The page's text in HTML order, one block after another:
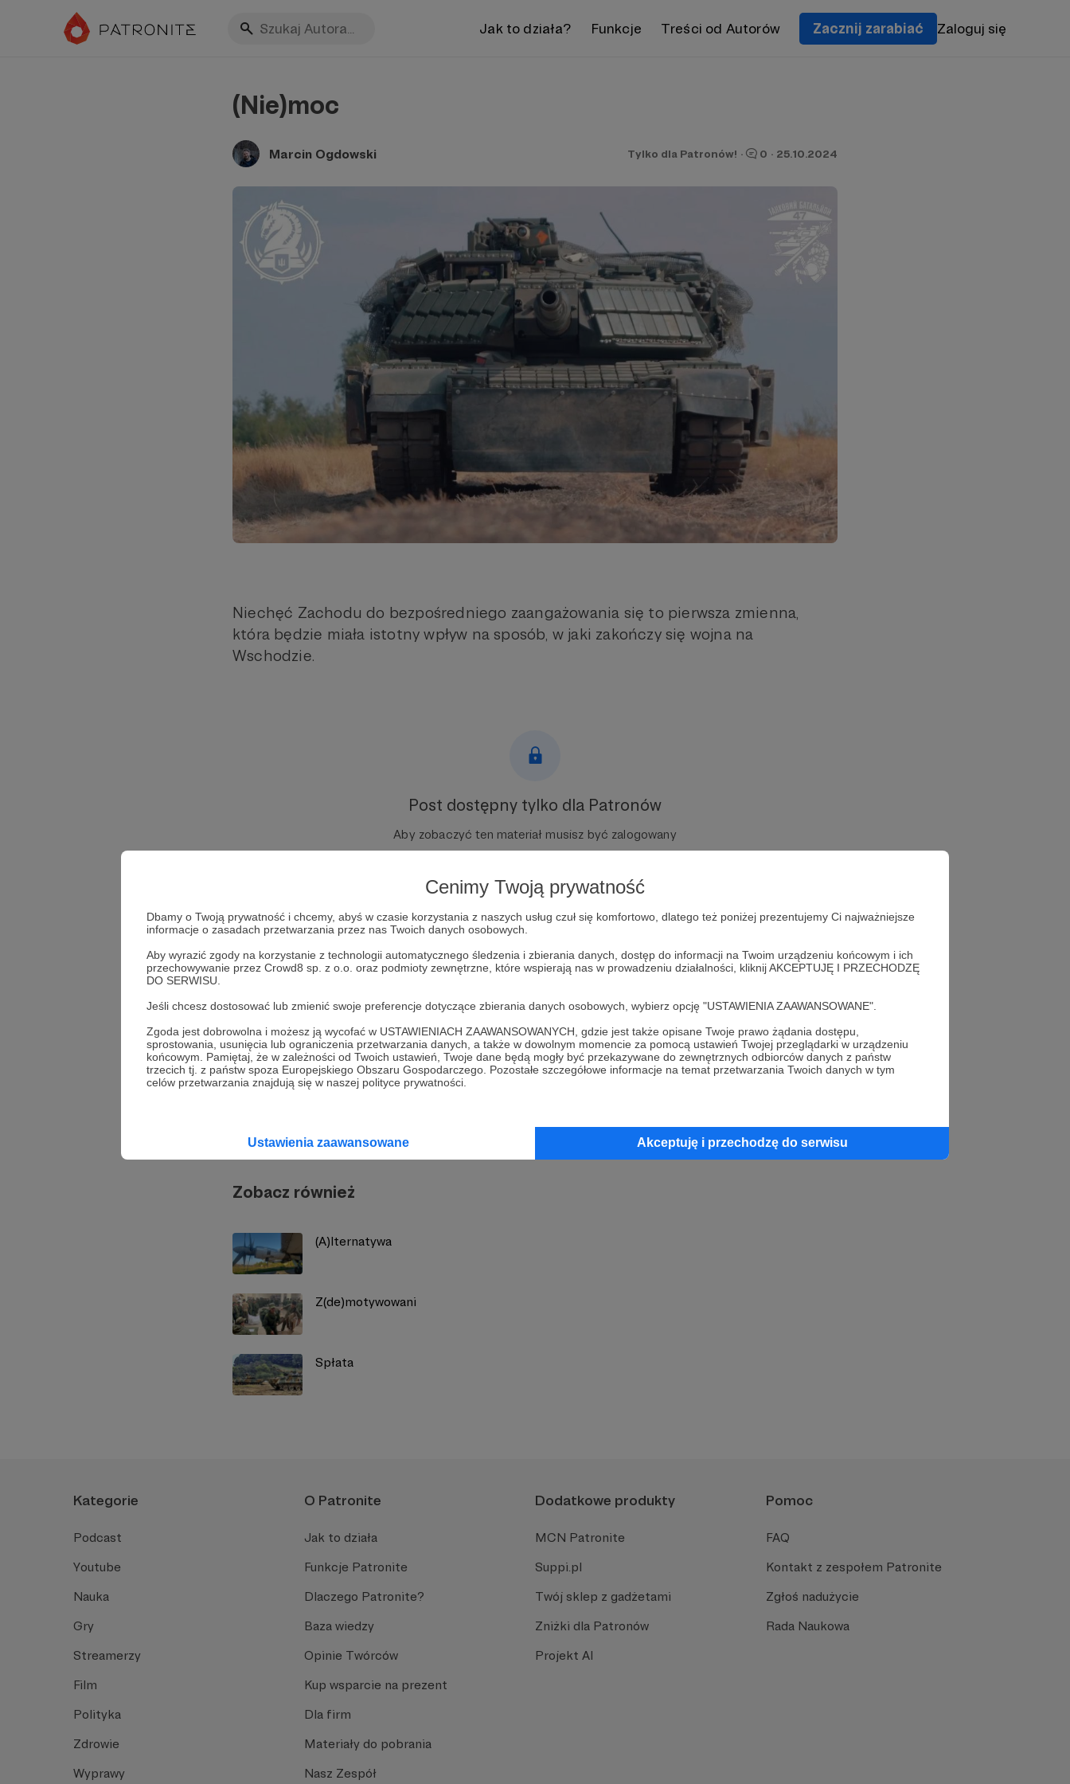
Cenimy Twoją prywatność
Dbamy o Twoją prywatność i chcemy, abyś w czasie korzystania z naszych usług czuł się komfortowo, dlatego też poniżej prezentujemy Ci najważniejsze
informacje o zasadach przetwarzania przez nas Twoich danych osobowych.
Aby wyrazić zgody na korzystanie z technologii automatycznego śledzenia i zbierania danych, dostęp do informacji na Twoim urządzeniu końcowym i ich
przechowywanie przez Crowd8 sp. z o.o. oraz podmioty zewnętrzne, które wspierają nas w prowadzeniu działalności, kliknij AKCEPTUJĘ I PRZECHODZĘ
DO SERWISU.
Jeśli chcesz dostosować lub zmienić swoje preferencje dotyczące zbierania danych osobowych, wybierz opcję "USTAWIENIA ZAAWANSOWANE".
Zgoda jest dobrowolna i możesz ją wycofać w USTAWIENIACH ZAAWANSOWANYCH, gdzie jest także opisane Twoje prawo żądania dostępu,
sprostowania, usunięcia lub ograniczenia przetwarzania danych, a także w dowolnym momencie za pomocą ustawień Twojej przeglądarki w urządzeniu
końcowym. Pamiętaj, że w zależności od Twoich ustawień, Twoje dane będą mogły być przekazywane do zewnętrznych odbiorców danych z państw
trzecich tj. z państw spoza Europejskiego Obszaru Gospodarczego. Pozostałe szczegółowe informacje na temat przetwarzania Twoich danych w tym
celów przetwarzania znajdują się w naszej polityce prywatności.
Ustawienia zaawansowane Akceptuję i przechodzę do serwisu
Jak to działa? Funkcje Treści od Autorów Zacznij zarabiać Zaloguj się
(Nie)moc
Marcin Ogdowski Tylko dla Patronów! · 0 · 25.10.2024
Niechęć Zachodu do bezpośredniego zaangażowania się to pierwsza zmienna,
która będzie miała istotny wpływ na sposób, w jaki zakończy się wojna na
Wschodzie.
Post dostępny tylko dla Patronów
Aby zobaczyć ten materiał musisz być zalogowany
Zostań Patronem
Zaloguj się
rozmowy pokojowe Wołodymyr Zełenski państwo neutralne Ukraina po wojnie NATO
Udostępnij
Zobacz również
(A)lternatywa
Z(de)motywowani
Spłata
Kategorie
Podcast
Youtube
Nauka
Gry
Streamerzy
Film
Polityka
Zdrowie
Wyprawy
O Patronite
Jak to działa
Funkcje Patronite
Dlaczego Patronite?
Baza wiedzy
Opinie Twórców
Kup wsparcie na prezent
Dla firm
Materiały do pobrania
Nasz Zespół
Dodatkowe produkty
MCN Patronite
Suppi.pl
Twój sklep z gadżetami
Zniżki dla Patronów
Projekt AI
Pomoc
FAQ
Kontakt z zespołem Patronite
Zgłoś nadużycie
Rada Naukowa